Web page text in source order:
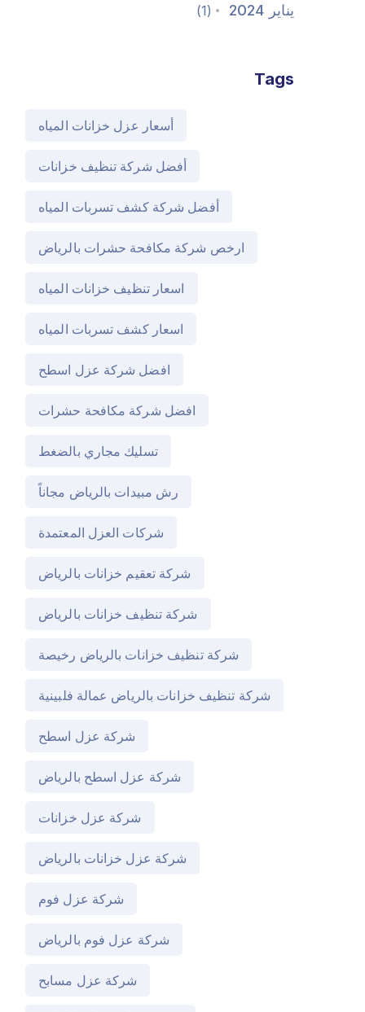
يناير 2024 (1)
Tags
أسعار عزل خزانات المياه
أفضل شركة تنظيف خزانات
أفضل شركة كشف تسربات المياه
ارخص شركة مكافحة حشرات بالرياض
اسعار تنظيف خزانات المياه
اسعار كشف تسربات المياه
افضل شركة عزل اسطح
افضل شركة مكافحة حشرات
تسليك مجاري بالضغط
رش مبيدات بالرياض مجاناً
شركات العزل المعتمدة
شركة تعقيم خزانات بالرياض
شركة تنظيف خزانات بالرياض
شركة تنظيف خزانات بالرياض رخيصة
شركة تنظيف خزانات بالرياض عمالة فلبينية
شركة عزل اسطح
شركة عزل اسطح بالرياض
شركة عزل خزانات
شركة عزل خزانات بالرياض
شركة عزل فوم
شركة عزل فوم بالرياض
شركة عزل مسابح